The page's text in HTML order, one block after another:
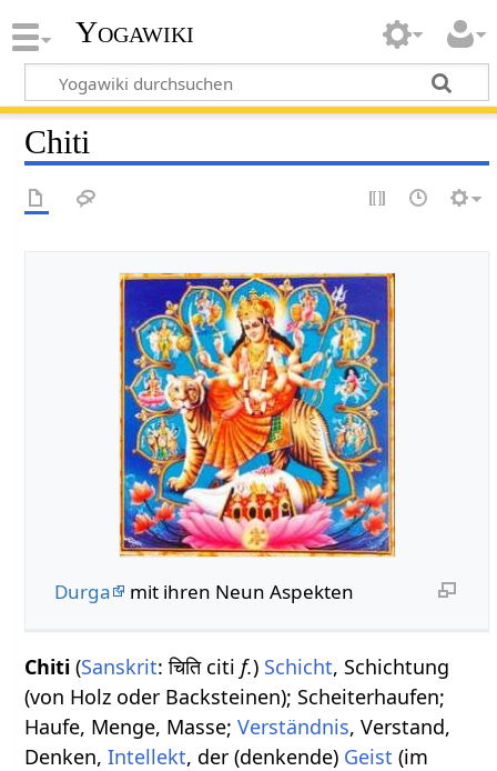
Yogawiki
Chiti
Durga mit ihren Neun Aspekten
Chiti (Sanskrit: चिति citif.) Schicht, Schichtung
(von Holz oder Backsteinen); Scheiterhaufen;
Haufe, Menge, Masse;Verständnis, Verstand,
Denken,Intellekt, der (denkende) Geist (im